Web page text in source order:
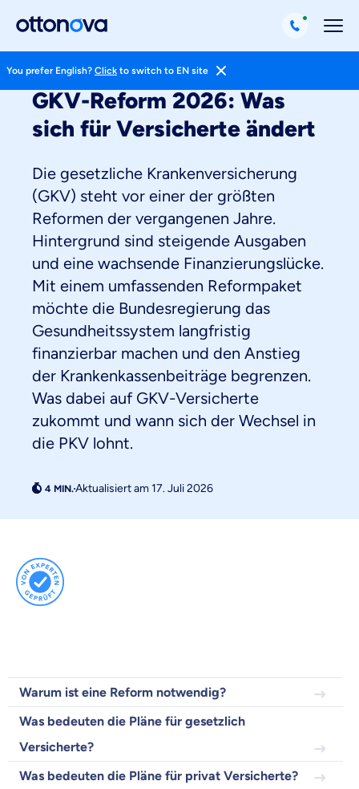
You prefer English? Click to switch to EN site
GKV-Reform 2026: Was
sich für Versicherte ändert
Die gesetzliche Krankenversicherung
(GKV) steht vor einer der größten
Reformen der vergangenen Jahre.
Hintergrund sind steigende Ausgaben
und eine wachsende Finanzierungslücke.
Mit einem umfassenden Reformpaket
möchte die Bundesregierung das
Gesundheitssystem langfristig
finanzierbar machen und den Anstieg
der Krankenkassenbeiträge begrenzen.
Was dabei auf GKV-Versicherte
zukommt und wann sich der Wechsel in
die PKV lohnt.
Aktualisiert am 17. Juli 2026
Warum ist eine Reform notwendig?
Was bedeuten die Pläne für gesetzlich
Versicherte?
Was bedeuten die Pläne für privat Versicherte?
du dich gut beraten fühlst.
uns entscheidest.
Vergleich mit anderen Tarifen am Markt
Versicherungsprodukt wählen
Krankenvoll
Versicherung